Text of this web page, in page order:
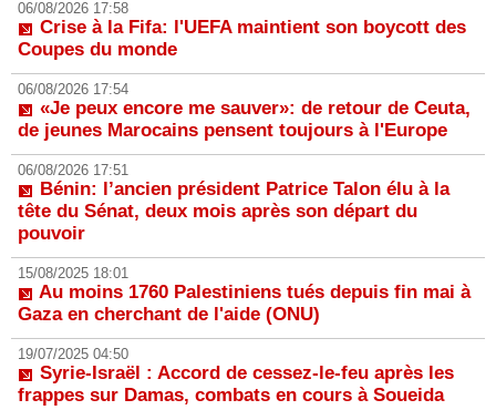
06/08/2026 17:58
Crise à la Fifa: l'UEFA maintient son boycott des
Coupes du monde
06/08/2026 17:54
«Je peux encore me sauver»: de retour de Ceuta,
de jeunes Marocains pensent toujours à l'Europe
06/08/2026 17:51
Bénin: l’ancien président Patrice Talon élu à la
tête du Sénat, deux mois après son départ du
pouvoir
15/08/2025 18:01
Au moins 1760 Palestiniens tués depuis fin mai à
Gaza en cherchant de l'aide (ONU)
19/07/2025 04:50
Syrie-Israël : Accord de cessez-le-feu après les
frappes sur Damas, combats en cours à Soueida